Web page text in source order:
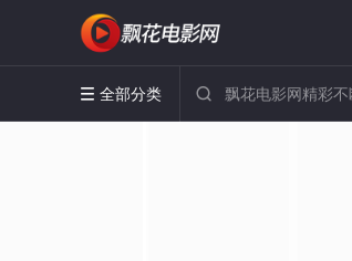
 全部分类 